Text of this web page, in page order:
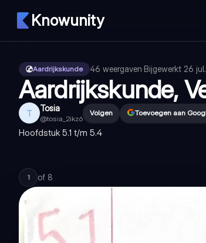
Knowunity
Aardrijkskunde 46 weergaven·Bijgewerkt 26
Aardrijkskunde,
T Tosia
@tosia_2ikz6
Volgen Toevoegen aan
Hoofdstuk 5.1 t/m 5.4
1 of 8